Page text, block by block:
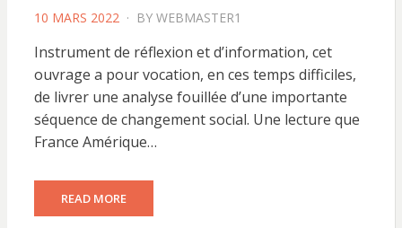
POSTED
10 MARS 2022 BY WEBMASTER1
Instrument de réflexion et d’information, cet
ouvrage a pour vocation, en ces temps difficiles,
de livrer une analyse fouillée d’une importante
séquence de changement social. Une lecture que
France Amérique…
READ MORE